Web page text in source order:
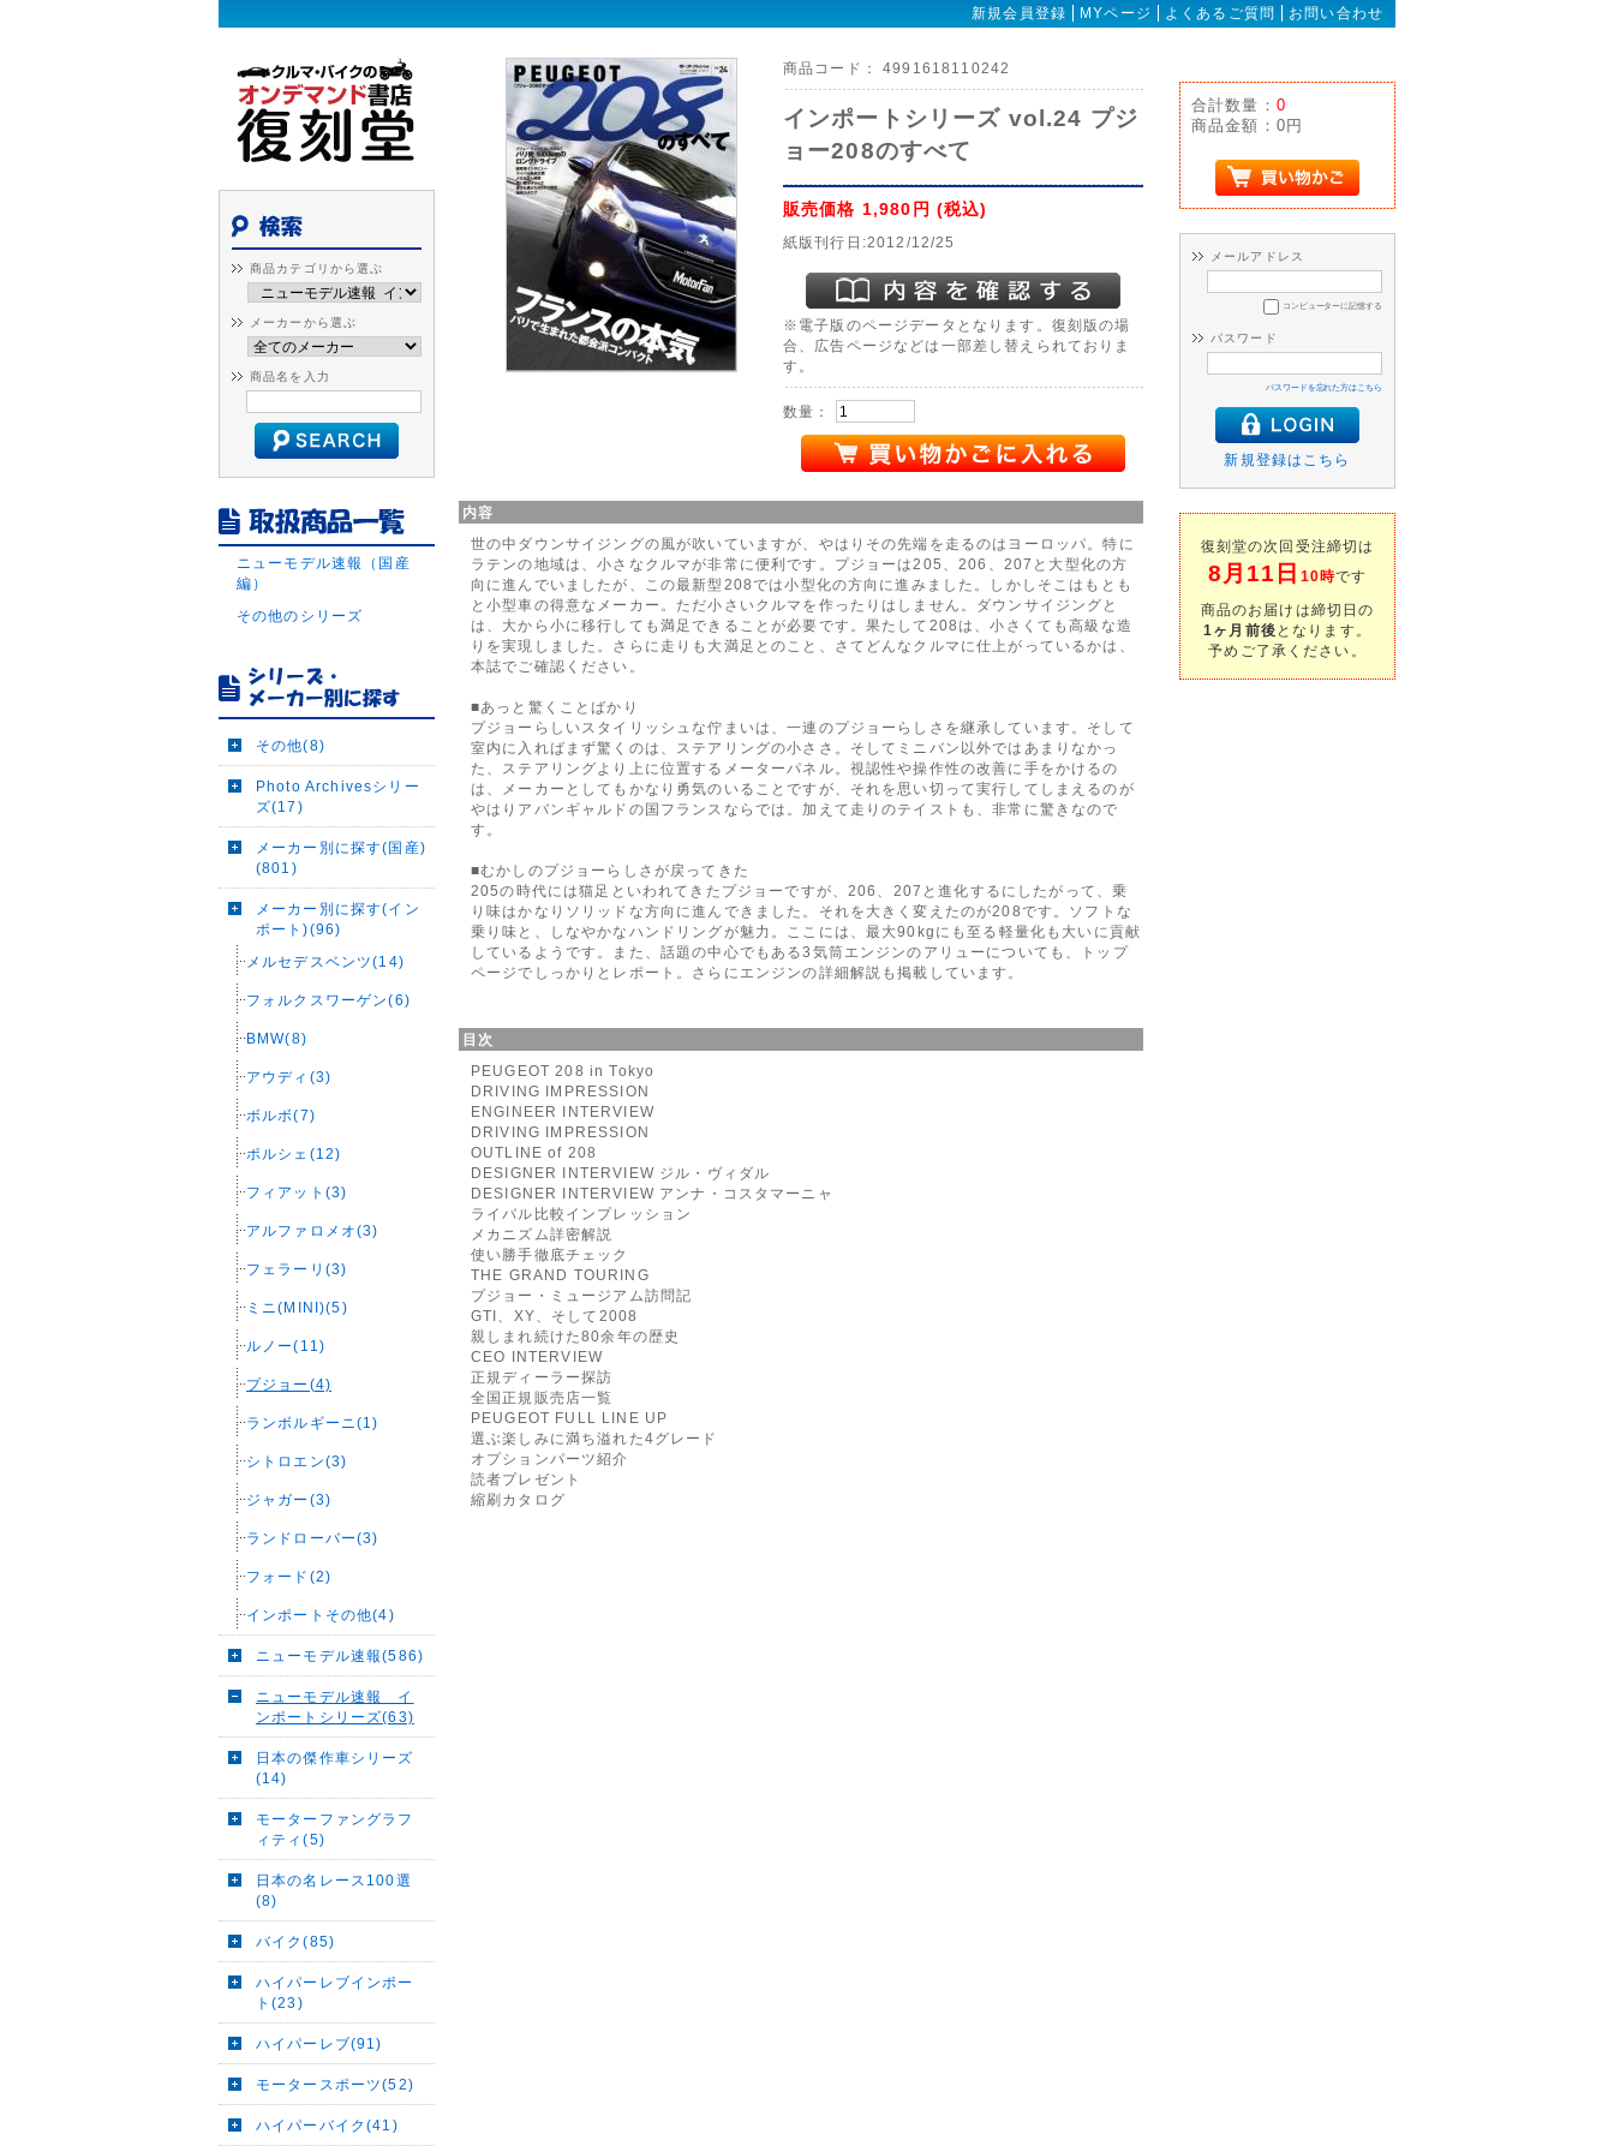
新規会員登録 MYページ よくあるご質問 お問い合わせ
商品コード： 4991618110242
インポートシリーズ vol.24 プジ
ョー208のすべて
販売価格 1,980円 (税込)
紙版刊行日:2012/12/25
※電子版のページデータとなります。復刻版の場
合、広告ページなどは一部差し替えられておりま
す。
数量：
内容
世の中ダウンサイジングの風が吹いていますが、やはりその先端を走るのはヨーロッパ。特に
ラテンの地域は、小さなクルマが非常に便利です。プジョーは205、206、207と大型化の方
向に進んでいましたが、この最新型208では小型化の方向に進みました。しかしそこはもとも
と小型車の得意なメーカー。ただ小さいクルマを作ったりはしません。ダウンサイジングと
は、大から小に移行しても満足できることが必要です。果たして208は、小さくても高級な造
りを実現しました。さらに走りも大満足とのこと、さてどんなクルマに仕上がっているかは、
本誌でご確認ください。
■あっと驚くことばかり
プジョーらしいスタイリッシュな佇まいは、一連のプジョーらしさを継承しています。そして
室内に入ればまず驚くのは、ステアリングの小ささ。そしてミニバン以外ではあまりなかっ
た、ステアリングより上に位置するメーターパネル。視認性や操作性の改善に手をかけるの
は、メーカーとしてもかなり勇気のいることですが、それを思い切って実行してしまえるのが
やはりアバンギャルドの国フランスならでは。加えて走りのテイストも、非常に驚きなので
す。
■むかしのプジョーらしさが戻ってきた
205の時代には猫足といわれてきたプジョーですが、206、207と進化するにしたがって、乗
り味はかなりソリッドな方向に進んできました。それを大きく変えたのが208です。ソフトな
乗り味と、しなやかなハンドリングが魅力。ここには、最大90kgにも至る軽量化も大いに貢献
しているようです。また、話題の中心でもある3気筒エンジンのアリューについても、トップ
ページでしっかりとレポート。さらにエンジンの詳細解説も掲載しています。
目次
PEUGEOT 208 in Tokyo
DRIVING IMPRESSION
ENGINEER INTERVIEW
DRIVING IMPRESSION
OUTLINE of 208
DESIGNER INTERVIEW ジル・ヴィダル
DESIGNER INTERVIEW アンナ・コスタマーニャ
ライバル比較インプレッション
メカニズム詳密解説
使い勝手徹底チェック
THE GRAND TOURING
プジョー・ミュージアム訪問記
GTI、XY、そして2008
親しまれ続けた80余年の歴史
CEO INTERVIEW
正規ディーラー探訪
全国正規販売店一覧
PEUGEOT FULL LINE UP
選ぶ楽しみに満ち溢れた4グレード
オプションパーツ紹介
読者プレゼント
縮刷カタログ
商品カテゴリから選ぶ
メーカーから選ぶ
商品名を入力
ニューモデル速報（国産
編）
その他のシリーズ
その他(8)
Photo Archivesシリー
ズ(17)
メーカー別に探す(国産)
(801)
メーカー別に探す(イン
ポート)(96)
メルセデスベンツ(14)
フォルクスワーゲン(6)
BMW(8)
アウディ(3)
ボルボ(7)
ポルシェ(12)
フィアット(3)
アルファロメオ(3)
フェラーリ(3)
ミニ(MINI)(5)
ルノー(11)
プジョー(4)
ランボルギーニ(1)
シトロエン(3)
ジャガー(3)
ランドローバー(3)
フォード(2)
インポートその他(4)
ニューモデル速報(586)
ニューモデル速報 イ
ンポートシリーズ(63)
日本の傑作車シリーズ
(14)
モーターファングラフ
ィティ(5)
日本の名レース100選
(8)
バイク(85)
ハイパーレブインポー
ト(23)
ハイパーレブ(91)
モータースポーツ(52)
ハイパーバイク(41)
合計数量： 0
商品金額： 0円
メールアドレス
コンピューターに記憶する
パスワード
パスワードを忘れた方はこちら
新規登録はこちら
復刻堂の次回受注締切は
8月11日 10時です
商品のお届けは締切日の
1ヶ月前後 となります。
予めご了承ください。